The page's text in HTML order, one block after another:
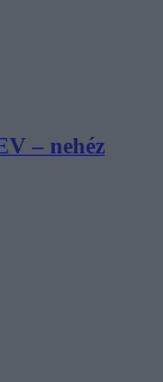
– nehéz